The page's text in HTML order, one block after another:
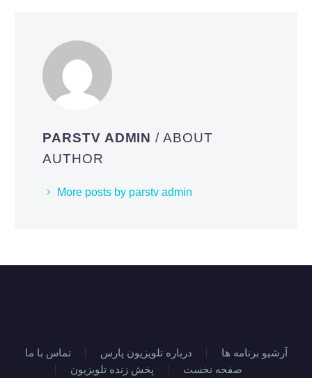
PARSTV ADMIN/ ABOUT
AUTHOR
More posts by parstv admin
تماس با ما درباره تلویزیون پارس
آرشیو برنامه ها
پخش زنده تلویزیون
صفحه نخست